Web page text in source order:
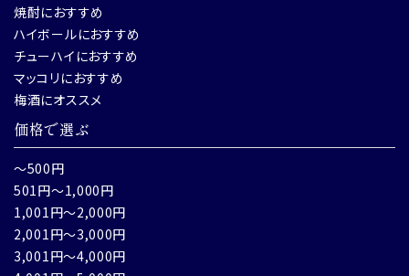
焼酎におすすめ
ハイボールにおすすめ
チューハイにおすすめ
マッコリにおすすめ
梅酒にオススメ
価格で選ぶ
～500円
501円～1,000円
1,001円～2,000円
2,001円～3,000円
3,001円～4,000円